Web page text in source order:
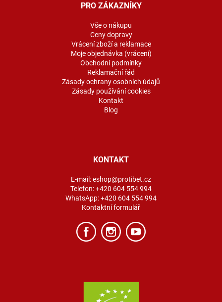
PRO ZÁKAZNÍKY
Vše o nákupu
Ceny dopravy
Vrácení zboží a reklamace
Moje objednávka (vrácení)
Obchodní podmínky
Reklamační řád
Zásady ochrany osobních údajů
Zásady používání cookies
Kontakt
Blog
KONTAKT
E-mail:eshop@protibet.cz
Telefon:+420 604 554 994
WhatsApp:+420 604 554 994
Kontaktní formulář